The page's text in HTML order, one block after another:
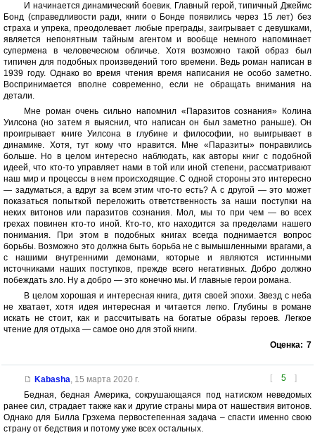
И начинается динамический боевик. Главный герой, типичный Джеймс
Бонд (справедливости ради, книги о Бонде появились через 15 лет) без
страха и упрека, преодолевает любые преграды, заигрывает с девушками,
является непонятным тайным агентом и вообще немного напоминает
супермена в человеческом обличье. Хотя возможно такой образ был
типичен для подобных произведений того времени. Ведь роман написан в
1939 году. Однако во время чтения время написания не особо заметно.
Воспринимается вполне современно, если не обращать внимания на
детали.
Мне роман очень сильно напомнил «Паразитов сознания» Колина
Уилсона (но затем я выяснил, что написан он был заметно раньше). Он
проигрывает книге Уилсона в глубине и философии, но выигрывает в
динамике. Хотя, тут кому что нравится. Мне «Паразиты» понравились
больше. Но в целом интересно наблюдать, как авторы книг с подобной
идеей, что кто-то управляет нами в той или иной степени, рассматривают
наш мир и процессы в нем происходящие. С одной стороны это интересно
— задуматься, а вдруг за всем этим что-то есть? А с другой — это может
показаться попыткой переложить ответственность за наши поступки на
неких витонов или паразитов сознания. Мол, мы то при чем — во всех
грехах повинен кто-то иной. Кто-то, кто находится за пределами нашего
понимания. При этом в подобных книгах всегда поднимается вопрос
борьбы. Возможно это должна быть борьба не с вымышленными врагами, а
с нашими внутренними демонами, которые и являются истинными
источниками наших поступков, прежде всего негативных. Добро должно
побеждать зло. Ну а добро — это конечно мы. И главные герои романа.
В целом хорошая и интересная книга, дитя своей эпохи. Звезд с неба
не хватает, хотя идея интересная и читается легко. Глубины в романе
искать не стоит, как и рассчитывать на богатые образы героев. Легкое
чтение для отдыха — самое оно для этой книги.
Оценка: 7
[ 5 ]
Kabasha, 15 марта 2020 г.
Бедная, бедная Америка, сокрушающаяся под натиском неведомых
ранее сил, страдает также как и другие страны мира от нашествия витонов.
Однако для Билла Грэхема первостепенная задача – спасти именно свою
страну от бедствия и потому уже всех остальных.